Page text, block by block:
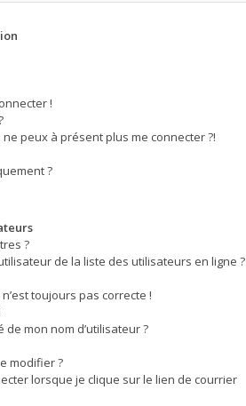
!
peux à présent plus me connecter ?!
?
?
de la liste des utilisateurs en ligne ?
toujours pas correcte !
mon nom d’utilisateur ?
modifier ?
lorsque je clique sur le lien de courrier